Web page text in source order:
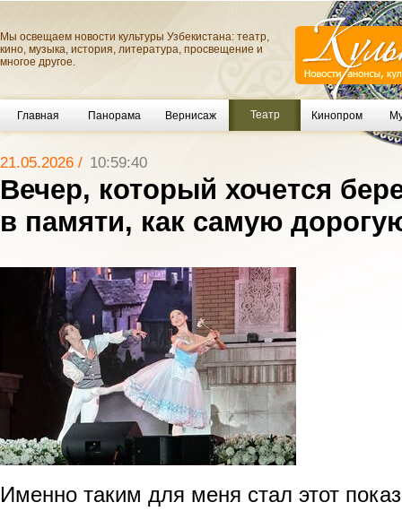
Мы освещаем новости культуры Узбекистана: театр,
кино, музыка, история, литература, просвещение и
многое другое.
Главная Панорама Вернисаж Театр Кинопром
21.05.2026 / 10:59:40
Вечер, который хочется
в памяти, как самую
Именно таким для меня стал этот